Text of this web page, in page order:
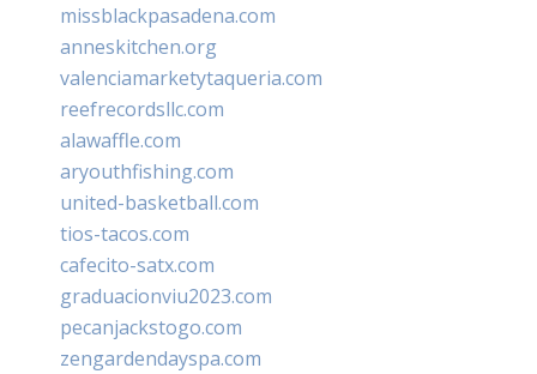
missblackpasadena.com
anneskitchen.org
valenciamarketytaqueria.com
reefrecordsllc.com
alawaffle.com
aryouthfishing.com
united-basketball.com
tios-tacos.com
cafecito-satx.com
graduacionviu2023.com
pecanjackstogo.com
zengardendayspa.com